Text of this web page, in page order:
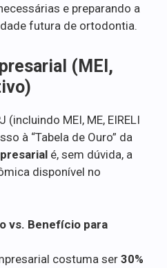
e preparando a
futura de ortodontia.
(MEI,
(incluindo MEI, ME, EIRELI
à “Tabela de Ouro” da
é, sem dúvida, a
disponível no
vs. Benefício para
costuma ser 30%